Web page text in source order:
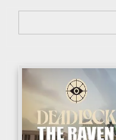
Поиск